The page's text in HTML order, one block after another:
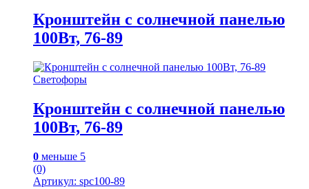
Кронштейн с солнечной панелью
100Вт, 76-89
Светофоры
Кронштейн с солнечной панелью
100Вт, 76-89
0 меньше 5
(0)
Артикул: spc100-89